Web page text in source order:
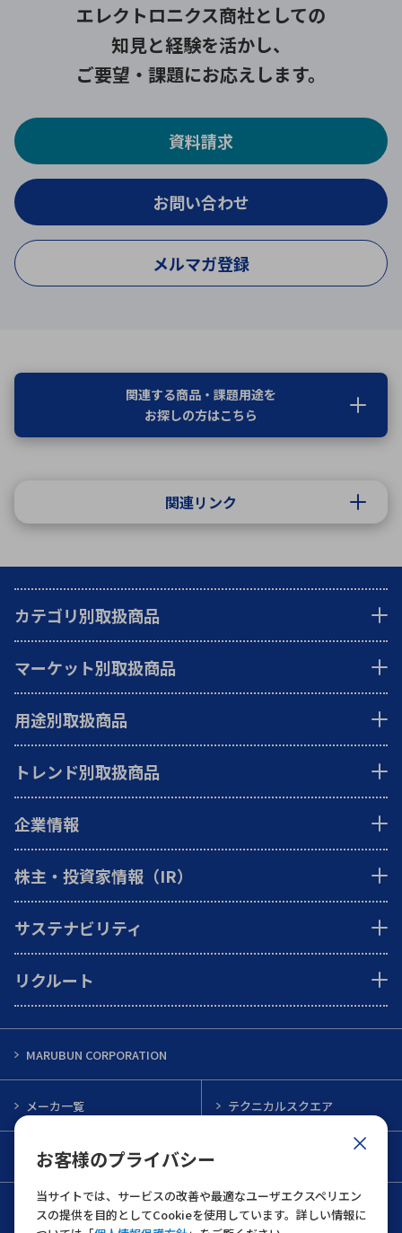
お客様のプライバシー
当サイトでは、サービスの改善や最適なユーザエクスペリエン
スの提供を目的としてCookieを使用しています。詳しい情報に
エレクトロニクス商社としての
知見と経験を活かし、
ご要望・課題にお応えします。
資料請求
お問い合わせ
メルマガ登録
関連する商品・課題用途を
お探しの方はこちら
関連リンク
カテゴリ別取扱商品
マーケット別取扱商品
用途別取扱商品
トレンド別取扱商品
企業情報
株主・投資家情報（IR）
サステナビリティ
リクルート
MARUBUN CORPORATION
メーカ一覧 テクニカルスクエア
インフォメーション
お問い合わせ